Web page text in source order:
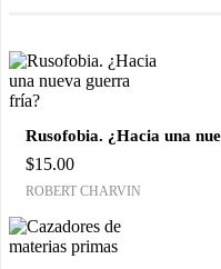
Rusofobia. ¿Hacia una
$15.00
ROBERT CHARVIN